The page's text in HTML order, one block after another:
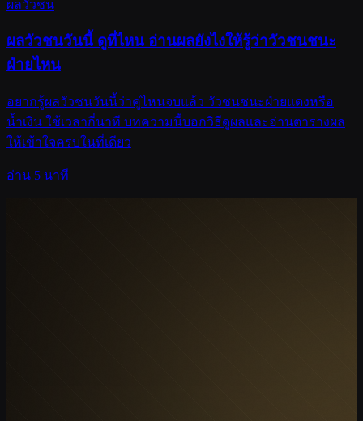
ผลวัวชน
ผลวัวชนวันนี้ ดูที่ไหน อ่านผลยังไงให้รู้ว่าวัวชนชนะ
ฝ่ายไหน
อยากรู้ผลวัวชนวันนี้ว่าคู่ไหนจบแล้ว วัวชนชนะฝ่ายแดงหรือ
น้ำเงิน ใช้เวลากี่นาที บทความนี้บอกวิธีดูผลและอ่านตารางผล
ให้เข้าใจครบในที่เดียว
อ่าน 5 นาที